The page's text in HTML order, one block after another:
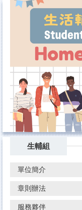
區
生輔組
單位簡介
章則辦法
服務夥伴